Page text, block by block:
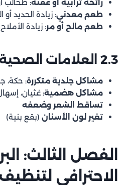
6.4 الصيانة نصف السنوية
6.5 الصيانة السنوية
الأسئلة الشائعة عن
رائحة ترابية أو عفنة: طحالب
طعم معدني: زيادة الحديد أو
طعم مالح أو مر: زيادة
2.3 العلامات الصحية
مشاكل جلدية متكررة: حكة،
مشاكل هضمية: غثيان،
تساقط الشعر وضعفه
تغير لون الأسنان (بقع بنية)
الفصل الثالث:
الاحترافي